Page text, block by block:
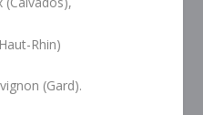
Rhin)
(Gard).